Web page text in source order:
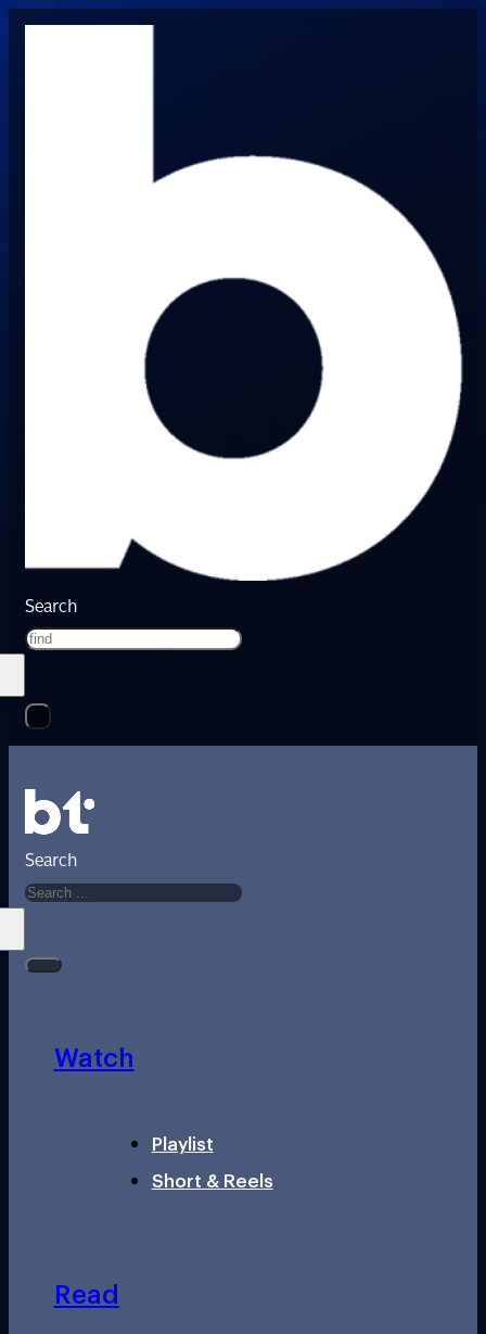
Search
Search
Watch
Playlist
Short & Reels
Read